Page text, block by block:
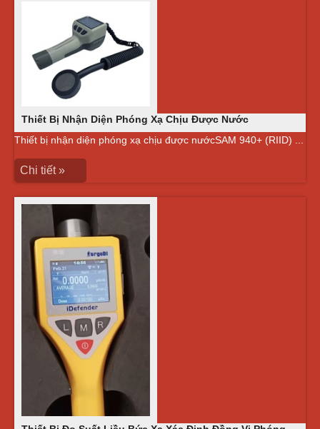
Thiết Bị Nhận Diện Phóng Xạ Chịu Được Nước
Thiết bị nhận diện phóng xạ chịu được nướcSAM 940+ (RIID) ...
Chi tiết »